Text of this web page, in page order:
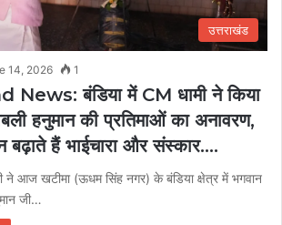
उत्तराखंड
14, 2026 1
बंडिया में CM धामी ने किया
हनुमान की प्रतिमाओं का अनावरण,
हैं भाईचारा और संस्कार….
ने आज खटीमा (ऊधम सिंह नगर) के बंडिया क्षेत्र में भगवान
जी…